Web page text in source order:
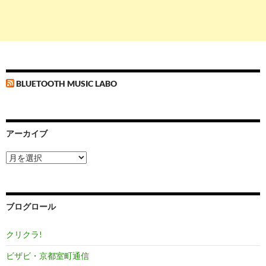
BLUETOOTH MUSIC LABO
アーカイブ
ア
ー
ブ
ブログロール
クリクラ!
ビザビ・京都室町通信